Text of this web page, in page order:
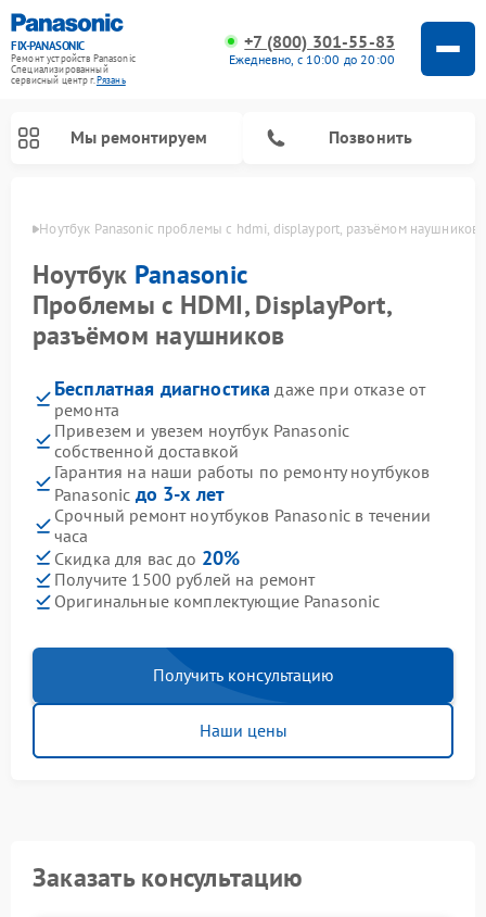
FIX-PANASONIC
Ремонт устройств Panasonic
Специализированный
cервисный центр г.Рязань
+7 (800) 301-55-83
Ежедневно, с 10:00 до 20:00
Мы ремонтируем Позвонить
Ноутбук Panasonic проблемы с hdmi, displayport, разъёмом наушников
Ноутбук Panasonic
Проблемы с HDMI, DisplayPort,
разъёмом наушников
Бесплатная диагностика даже при отказе от
ремонта
Привезем и увезем ноутбук Panasonic
собственной доставкой
Гарантия на наши работы по ремонту ноутбуков
Panasonic до 3-х лет
Срочный ремонт ноутбуков Panasonic в течении
часа
Скидка для вас до 20%
Получите 1500 рублей на ремонт
Оригинальные комплектующие Panasonic
Получить консультацию
Наши цены
Заказать консультацию